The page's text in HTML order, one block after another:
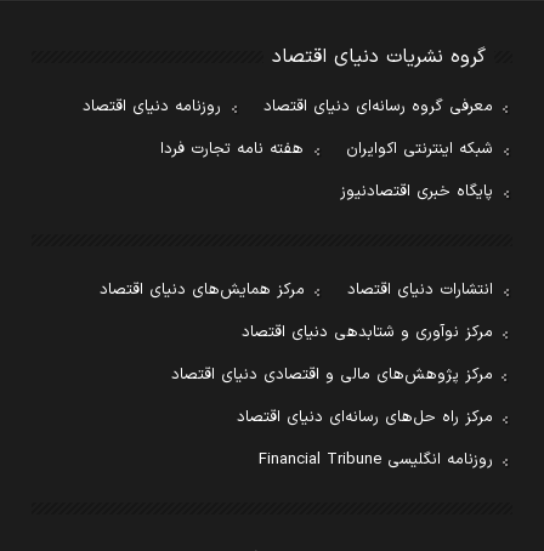
گروه نشریات دنیای اقتصاد
معرفی گروه رسانه‌ای دنیای اقتصاد
روزنامه دنیای اقتصاد
شبکه اینترنتی اکوایران
هفته نامه تجارت فردا
پایگاه خبری اقتصادنیوز
انتشارات دنیای اقتصاد
مرکز همایش‌های دنیای اقتصاد
مرکز نوآوری و شتابدهی دنیای اقتصاد
مرکز پژوهش‌های مالی و اقتصادی دنیای اقتصاد
مرکز راه حل‌های رسانه‌ای دنیای اقتصاد
روزنامه انگلیسی Financial Tribune